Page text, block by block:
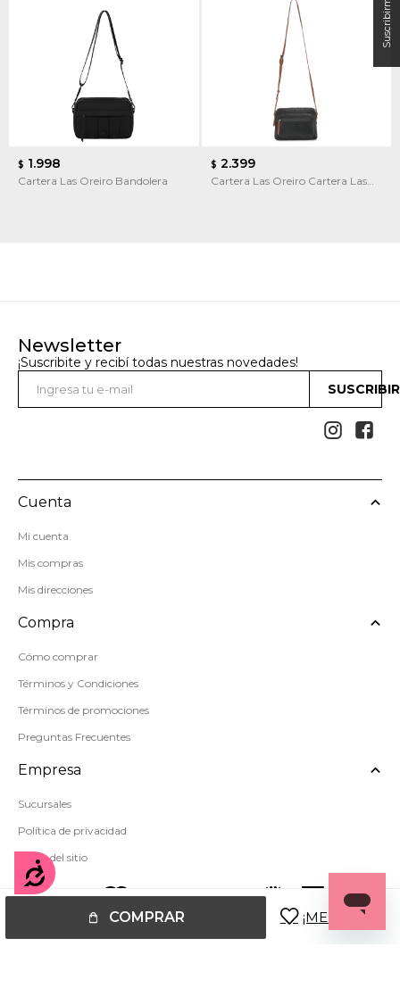
Accesibilidad
COMPRAR
$ 1.998
Cartera Las Oreiro Bandolera
$ 2.399
Cartera Las Oreiro Cartera Las
Newsletter
¡Suscribite y recibí todas nuestras novedades!
 
Cuenta
Mi cuenta
Mis compras
Mis direcciones
Compra
Cómo comprar
Términos y Condiciones
Términos de promociones
Preguntas Frecuentes
Empresa
Sucursales
Política de privacidad
Mapa del sitio